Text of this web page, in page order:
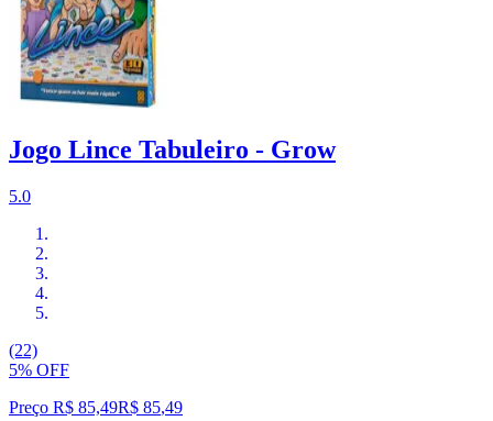
Jogo Lince Tabuleiro - Grow
5.0
(22)
5% OFF
Preço R$ 85,49R$ 85,49